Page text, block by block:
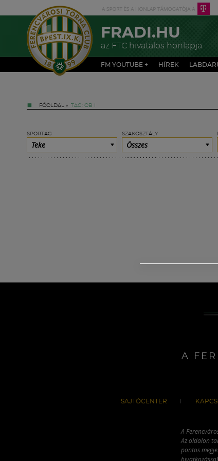
FRADI.HU
az FTC hivatalos honlapja
FM YOUTUBE + HÍREK
FŐOLDAL » TAG: OB I
SPORTÁG
Teke
SZAKOSZTÁLY
Összes
A
SAJTÓCENTER
A
Az oldalon
pontos